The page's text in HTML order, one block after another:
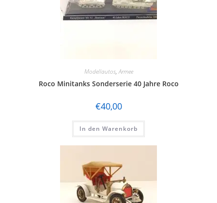
Modellautos,Armee
Roco Minitanks Sonderserie 40 Jahre Roco
€40,00
In den Warenkorb